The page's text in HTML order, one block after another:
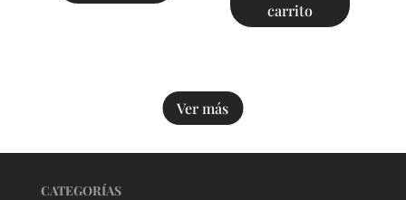
carrito
Ver más
CATEGORÍAS